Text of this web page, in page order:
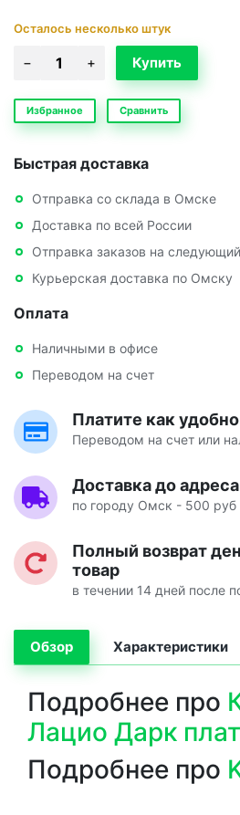
Осталось несколько штук
Избранное Сравнить
Быстрая доставка
Отправка со склада в Омске
Доставка по всей России
Отправка заказов на
Курьерская доставка по Омску
Оплата
Наличными в офисе
Переводом на счет
Платите как удобно
Переводом на счет или
Доставка до адреса
по городу Омск - 500 руб
Полный возврат
товар
в течении 14 дней после
Обзор Характеристики
Подробнее про
Лацио Дарк
Подробнее про